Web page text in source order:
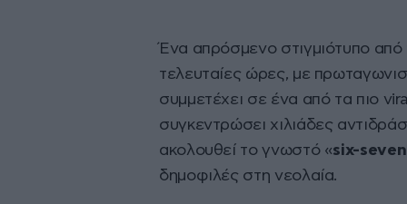
Ένα απρόσμενο στιγμιότυπο από
τελευταίες ώρες, με
συμμετέχει σε ένα από τα πιο
συγκεντρώσει χιλιάδες
ακολουθεί το γνωστό «six-
δημοφιλές στη νεολαία.